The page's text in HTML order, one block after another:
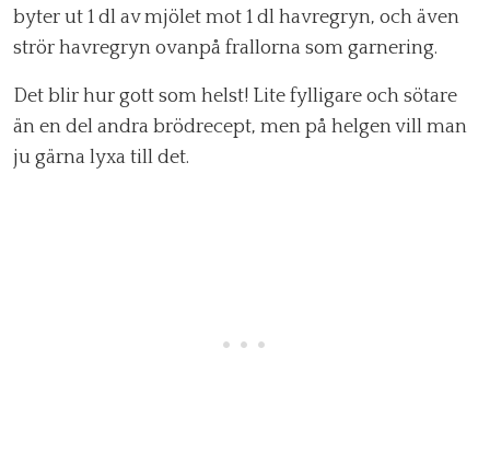
byter ut 1 dl av mjölet mot 1 dl havregryn, och även
strör havregryn ovanpå frallorna som garnering.
Det blir hur gott som helst! Lite fylligare och sötare
än en del andra brödrecept, men på helgen vill man
ju gärna lyxa till det.